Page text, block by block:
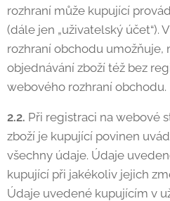
rozhraní může kupující
(dále jen „uživatelský účet“).
rozhraní obchodu umožňuje,
objednávání zboží též bez
webového rozhraní obchodu.
2.2. Při registraci na webové
zboží je kupující povinen
všechny údaje. Údaje
kupující při jakékoliv jejich
Údaje uvedené kupujícím v